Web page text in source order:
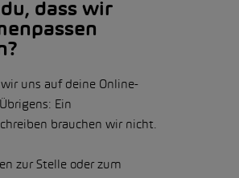
dass wir
wir uns auf deine Online-
Ein
brauchen wir nicht.
zur Stelle oder zum